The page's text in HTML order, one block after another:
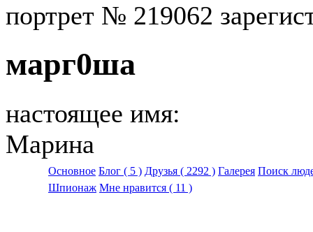
портрет № 219062
марг0ша
настоящее имя:
Марина
Основное Блог ( 5 ) Друзья ( 2292 ) Галерея Поиск
Шпионаж Мне нравится ( 11 )